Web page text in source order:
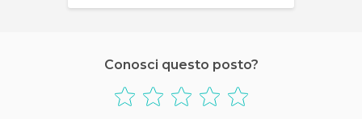
Conosci questo posto?